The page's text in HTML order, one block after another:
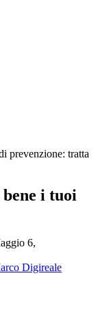
prevenzione: tratta
i tuoi
6,
Digireale